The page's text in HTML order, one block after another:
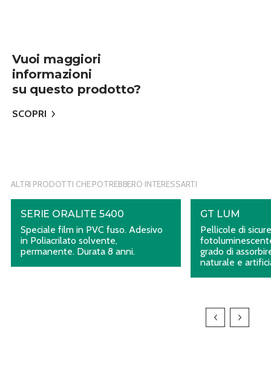
Vuoi maggiori
informazioni
su questo prodotto?
SCOPRI
ALTRI PRODOTTI CHE POTREBBERO INTERESSARTI
SERIE ORALITE 5400
Speciale film in PVC fuso. Adesivo
in Poliacrilato solvente,
permanente. Durata 8 anni.
GT LUM
Pellicole di
grado di
naturale e